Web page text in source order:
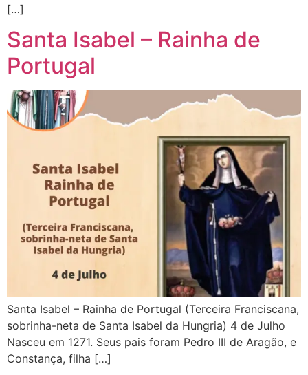
[…]
Santa Isabel – Rainha de
Portugal
Santa Isabel – Rainha de Portugal (Terceira Franciscana,
sobrinha-neta de Santa Isabel da Hungria) 4 de Julho
Nasceu em 1271. Seus pais foram Pedro III de Aragão, e
Constança, filha […]